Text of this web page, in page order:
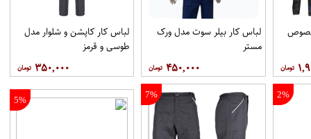
لباس کار بیلر سوت مدل ورک
مستر
۴۵۰,۰۰۰
لباس کار کاپشن و شلوار مدل
طوسی و قرمز
۳۵۰,۰۰۰
2%
7%
5%